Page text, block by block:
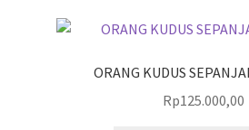
ORANG KUDUS
Rp125.000,00